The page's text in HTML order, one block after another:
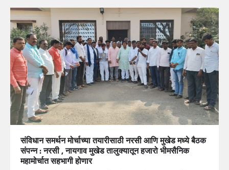
संविधान समर्थन मोर्चाच्या तयारीसाठी नरसी आणि मुखेड मध्ये बैठक
संपन्न : नरसी , नायगाव मुखेड तालुक्यातून हजारो भीमसैनिक
महामोर्चात सहभागी होणार